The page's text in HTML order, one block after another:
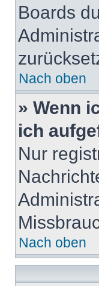
Boards
Nach oben
» Wenn
ich
Nur
Nach oben